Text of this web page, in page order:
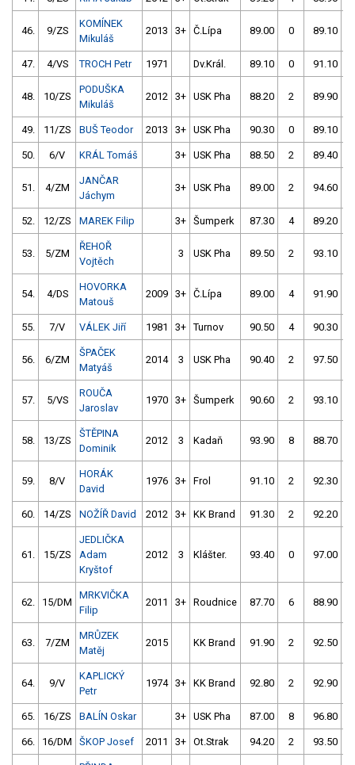
46. 9/ZS
KOMÍNEK
Mikuláš
2013 3+ Č.Lípa 89.00 0 89.10
47. 4/VS TROCH Petr 1971 Dv.Král. 89.10 0 91.10
48. 10/ZS
PODUŠKA
Mikuláš
2012 3+ USK Pha 88.20 2 89.90
49. 11/ZS BUŠ Teodor 2013 3+ USK Pha 90.30 0 89.10
50. 6/V KRÁL Tomáš 3+ USK Pha 88.50 2 89.40
51. 4/ZM
JANČAR
Jáchym
3+ USK Pha 89.00 2 94.60
52. 12/ZS MAREK Filip 3+ Šumperk 87.30 4 89.20
53. 5/ZM
ŘEHOŘ
Vojtěch
3 USK Pha 89.50 2 93.10
54. 4/DS
HOVORKA
Matouš
2009 3+ Č.Lípa 89.00 4 91.90
55. 7/V VÁLEK Jiří 1981 3+ Turnov 90.50 4 90.30
56. 6/ZM
ŠPAČEK
Matyáš
2014 3 USK Pha 90.40 2 97.50
57. 5/VS
ROUČA
Jaroslav
1970 3+ Šumperk 90.60 2 93.10
58. 13/ZS
ŠTĚPINA
Dominik
2012 3 Kadaň 93.90 8 88.70
59. 8/V
HORÁK
David
1976 3+ Frol 91.10 2 92.30
60. 14/ZS NOŽÍŘ David 2012 3+ KK Brand 91.30 2 92.20
61. 15/ZS
JEDLIČKA
Adam
Kryštof
2012 3 Klášter. 93.40 0 97.00
62. 15/DM
MRKVIČKA
Filip
2011 3+ Roudnice 87.70 6 88.90
63. 7/ZM
MRŮZEK
Matěj
2015 KK Brand 91.90 2 92.50
64. 9/V
KAPLICKÝ
Petr
1974 3+ KK Brand 92.80 2 92.90
65. 16/ZS BALÍN Oskar 3+ USK Pha 87.00 8 96.80
66. 16/DM ŠKOP Josef 2011 3+ Ot.Strak 94.20 2 93.50